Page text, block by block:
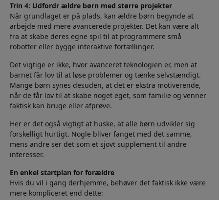
Trin 4: Udfordr ældre børn med større projekter
Når grundlaget er på plads, kan ældre børn begynde at
arbejde med mere avancerede projekter. Det kan være alt
fra at skabe deres egne spil til at programmere små
robotter eller bygge interaktive fortællinger.
Det vigtige er ikke, hvor avanceret teknologien er, men at
barnet får lov til at løse problemer og tænke selvstændigt.
Mange børn synes desuden, at det er ekstra motiverende,
når de får lov til at skabe noget eget, som familie og venner
faktisk kan bruge eller afprøve.
Her er det også vigtigt at huske, at alle børn udvikler sig
forskelligt hurtigt. Nogle bliver fanget med det samme,
mens andre ser det som et sjovt supplement til andre
interesser.
En enkel startplan for forældre
Hvis du vil i gang derhjemme, behøver det faktisk ikke være
mere kompliceret end dette: